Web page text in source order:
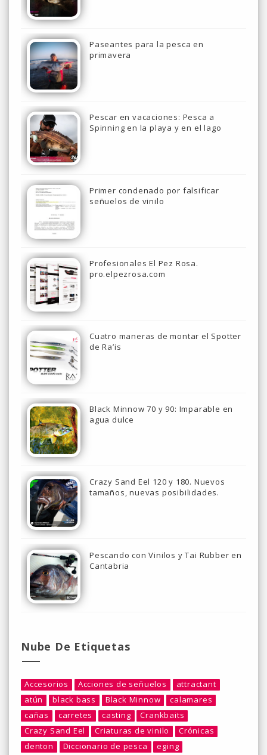
Paseantes para la pesca en
primavera
Pescar en vacaciones: Pesca a
Spinning en la playa y en el lago
Primer condenado por falsificar
señuelos de vinilo
Profesionales El Pez Rosa.
pro.elpezrosa.com
Cuatro maneras de montar el Spotter
de Ra’is
Black Minnow 70 y 90: Imparable en
agua dulce
Crazy Sand Eel 120 y 180. Nuevos
tamaños, nuevas posibilidades.
Pescando con Vinilos y Tai Rubber en
Cantabria
Nube De Etiquetas
Accesorios Acciones de señuelos
attractant
atún
black bass Black Minnow
calamares
cañas
carretes casting
Crankbaits
Crazy Sand Eel
Criaturas de vinilo
Crónicas
denton
Diccionario de pesca
eging